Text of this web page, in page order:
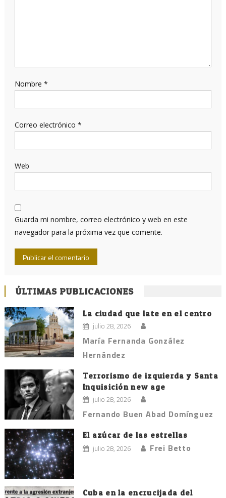
Nombre *
Correo electrónico *
Web
Guarda mi nombre, correo electrónico y web en este
navegador para la próxima vez que comente.
ÚLTIMAS PUBLICACIONES
La ciudad que late en el centro
julio 28, 2026
María Fernanda González
Hernández
Terrorismo de izquierda y Santa
Inquisición new age
julio 28, 2026
Fernando Buen Abad Domínguez
El azúcar de las estrellas
julio 28, 2026 Frei Betto
Cuba en la encrucijada del